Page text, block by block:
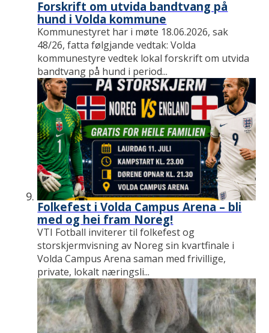
Forskrift om utvida bandtvang på
hund i Volda kommune
Kommunestyret har i møte 18.06.2026, sak
48/26, fatta følgjande vedtak: Volda
kommunestyre vedtek lokal forskrift om utvida
bandtvang på hund i period...
Folkefest i Volda Campus Arena – bli
med og hei fram Noreg!
VTI Fotball inviterer til folkefest og
storskjermvisning av Noreg sin kvartfinale i
Volda Campus Arena saman med frivillige,
private, lokalt næringsli...